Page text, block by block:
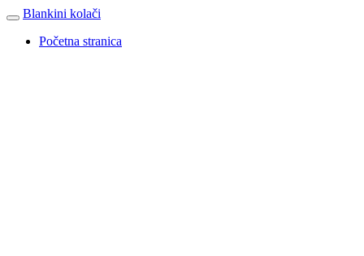
Blankini kolači
Početna stranica